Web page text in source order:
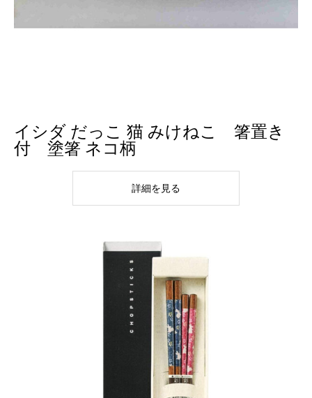
イシダ だっこ 猫 みけねこ 箸置き
付 塗箸 ネコ柄
詳細を見る